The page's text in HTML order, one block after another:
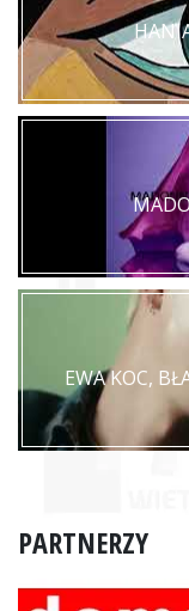
EWA KOC,
PARTNERZY